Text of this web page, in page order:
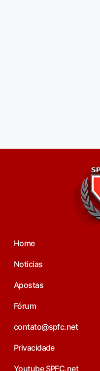
Home
Noticias
Apostas
Fórum
contato@spfc.net
Privacidade
Youtube SPFC.net